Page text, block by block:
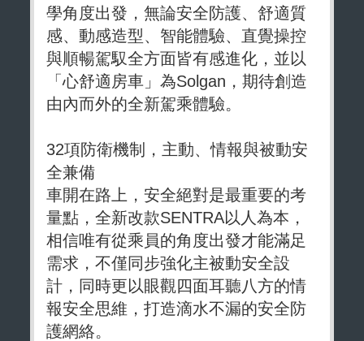
學角度出發，無論安全防護、舒適質
感、動感造型、智能體驗、直覺操控
與順暢駕馭全方面皆有感進化，並以
「心舒適房車」為Solgan，期待創造
由內而外的全新駕乘體驗。
32項防衛機制，主動、情報與被動安
全兼備
車開在路上，安全絕對是最重要的考
量點，全新改款SENTRA以人為本，
相信唯有從乘員的角度出發才能滿足
需求，不僅同步強化主被動安全設
計，同時更以眼觀四面耳聽八方的情
報安全思維，打造滴水不漏的安全防
護網絡。